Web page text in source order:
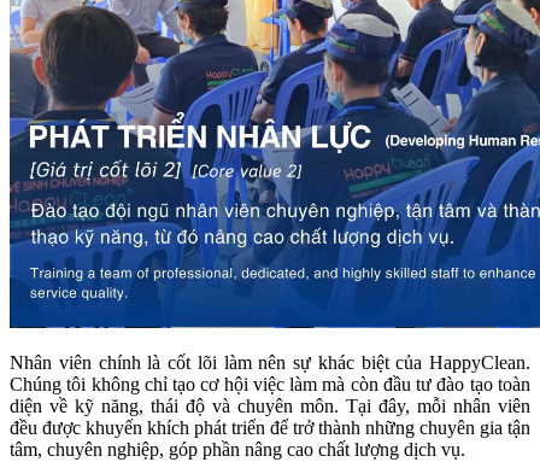
Nhân viên chính là cốt lõi làm nên sự khác biệt của HappyClean.
Chúng tôi không chỉ tạo cơ hội việc làm mà còn đầu tư đào tạo toàn
diện về kỹ năng, thái độ và chuyên môn. Tại đây, mỗi nhân viên
đều được khuyến khích phát triển để trở thành những chuyên gia tận
tâm, chuyên nghiệp, góp phần nâng cao chất lượng dịch vụ.